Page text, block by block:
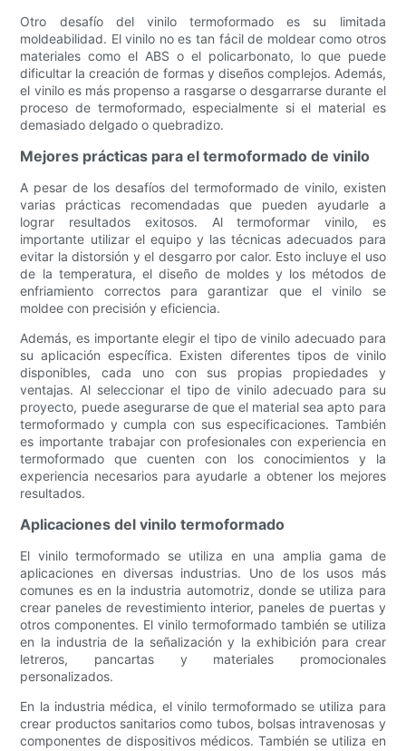
Otro desafío del vinilo termoformado es su limitada
moldeabilidad. El vinilo no es tan fácil de moldear como otros
materiales como el ABS o el policarbonato, lo que puede
dificultar la creación de formas y diseños complejos. Además,
el vinilo es más propenso a rasgarse o desgarrarse durante el
proceso de termoformado, especialmente si el material es
demasiado delgado o quebradizo.
Mejores prácticas para el termoformado de vinilo
A pesar de los desafíos del termoformado de vinilo, existen
varias prácticas recomendadas que pueden ayudarle a
lograr resultados exitosos. Al termoformar vinilo, es
importante utilizar el equipo y las técnicas adecuados para
evitar la distorsión y el desgarro por calor. Esto incluye el uso
de la temperatura, el diseño de moldes y los métodos de
enfriamiento correctos para garantizar que el vinilo se
moldee con precisión y eficiencia.
Además, es importante elegir el tipo de vinilo adecuado para
su aplicación específica. Existen diferentes tipos de vinilo
disponibles, cada uno con sus propias propiedades y
ventajas. Al seleccionar el tipo de vinilo adecuado para su
proyecto, puede asegurarse de que el material sea apto para
termoformado y cumpla con sus especificaciones. También
es importante trabajar con profesionales con experiencia en
termoformado que cuenten con los conocimientos y la
experiencia necesarios para ayudarle a obtener los mejores
resultados.
Aplicaciones del vinilo termoformado
El vinilo termoformado se utiliza en una amplia gama de
aplicaciones en diversas industrias. Uno de los usos más
comunes es en la industria automotriz, donde se utiliza para
crear paneles de revestimiento interior, paneles de puertas y
otros componentes. El vinilo termoformado también se utiliza
en la industria de la señalización y la exhibición para crear
letreros, pancartas y materiales promocionales
personalizados.
En la industria médica, el vinilo termoformado se utiliza para
crear productos sanitarios como tubos, bolsas intravenosas y
componentes de dispositivos médicos. También se utiliza en